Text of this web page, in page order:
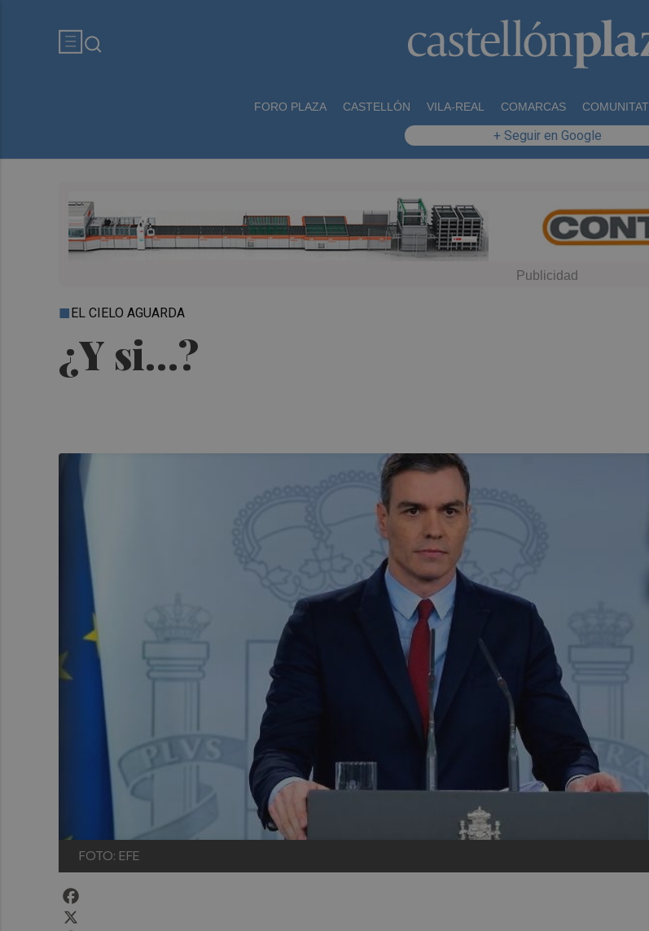
FORO PLAZA CASTELLÓN VILA-REAL COMARCAS COMUNITAT
+ Seguir en Google
¿Y si…?
EL CIELO AGUARDA
FOTO: EFE